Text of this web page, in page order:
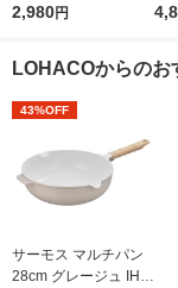
1407 パール金属
2,980円
ォ
LOHACOからのお
43%OFF
サーモス マルチパン
28cm グレージュ IH/